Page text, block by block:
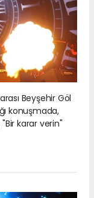
Beyşehir Göl
konuşmada,
karar verin"